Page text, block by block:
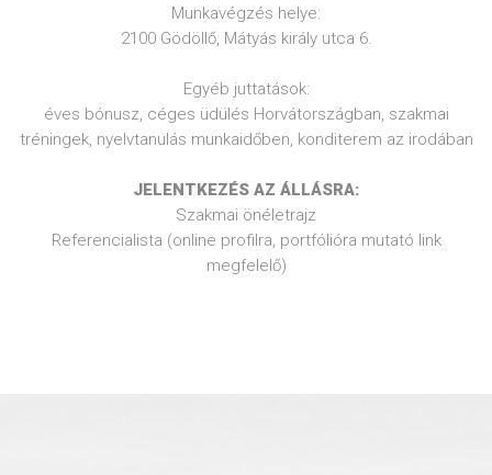
​Munkavégzés helye:
2100 Gödöllő, Mátyás király utca 6.
​Egyéb juttatások:
éves bónusz, céges üdülés Horvátországban, szakmai
tréningek, nyelvtanulás munkaidőben, konditerem az irodában
JELENTKEZÉS AZ ÁLLÁSRA:
Szakmai önéletrajz
Referencialista (online profilra, portfólióra mutató link
megfelelő)